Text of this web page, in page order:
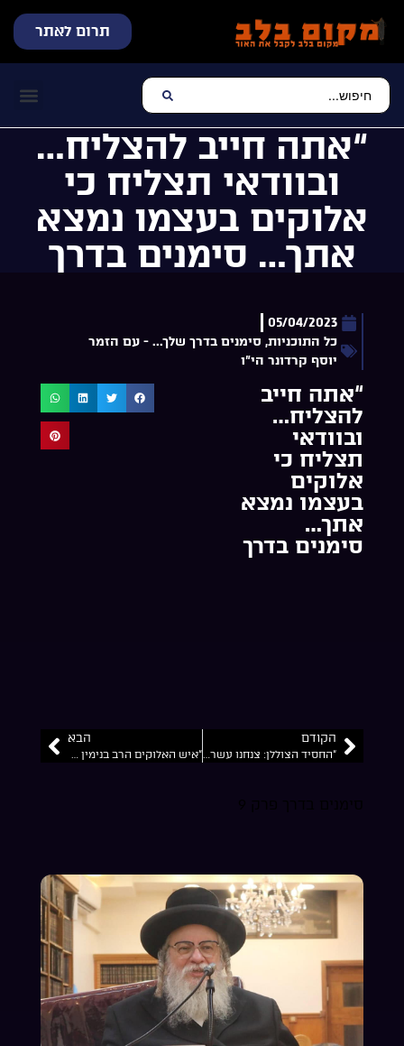
תרום לאתר
“אתה חייב להצליח…
ובוודאי תצליח כי
אלוקים בעצמו נמצא
אתך… סימנים בדרך
05/04/2023
כל התוכניות, סימנים בדרך שלך... - עם הזמר
יוסף קרדונר הי"ו
“אתה חייב
להצליח…
ובוודאי
תצליח כי
אלוקים
בעצמו נמצא
אתך…
סימנים בדרך
הקודם
“החסיד הצוללן: צנחנו עשרות פעמים ממטוסים בצבא… חיים טובים באמת זה רק עם אלוקים”…
הבא
“איש האלוקים הרב בנימין זאב חשין: אם אתה מתקרב לאנשים טובים.. ולומד תורה כל מה שתבקש תקבל מאלוקים…